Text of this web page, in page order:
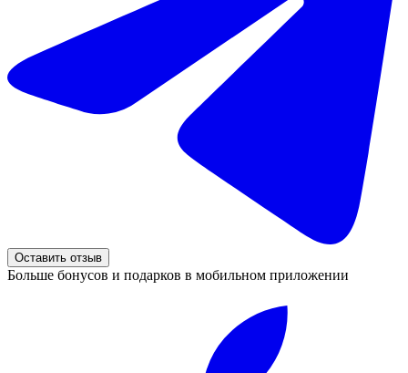
Оставить отзыв
Больше бонусов и подарков в мобильном приложении